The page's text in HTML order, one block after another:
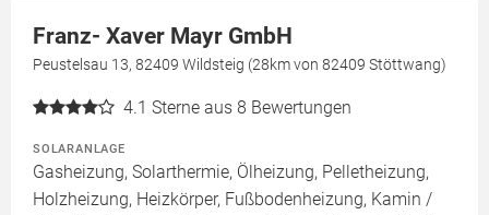
Franz- Xaver Mayr GmbH
Peustelsau 13, 82409 Wildsteig (28km von 82409 Stöttwang)
4.1 Sterne aus 8 Bewertungen
SOLARANLAGE
Gasheizung, Solarthermie, Ölheizung, Pelletheizung,
Holzheizung, Heizkörper, Fußbodenheizung, Kamin /